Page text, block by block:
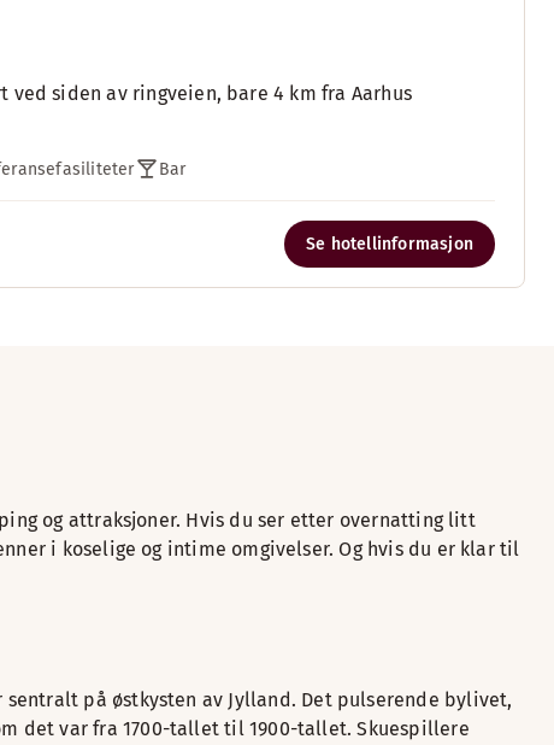
siden av ringveien, bare 4 km fra Aarhus
Bar
Se hotellinformasjon
og attraksjoner. Hvis du ser etter overnatting litt
i koselige og intime omgivelser. Og hvis du er klar til
sentralt på østkysten av Jylland. Det pulserende bylivet,
det var fra 1700-tallet til 1900-tallet. Skuespillere